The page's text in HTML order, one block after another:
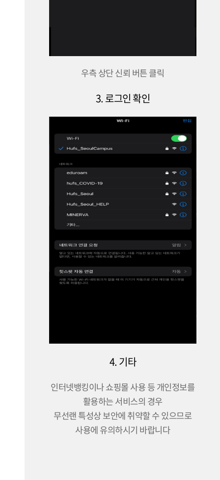
우측 상단 신뢰 버튼 클릭
3. 로그인 확인
4. 기타
인터넷뱅킹이나 쇼핑몰 사용 등 개인정보를
활용하는 서비스의 경우
무선랜 특성상 보안에 취약할 수 있으므로
사용에 유의하시기 바랍니다